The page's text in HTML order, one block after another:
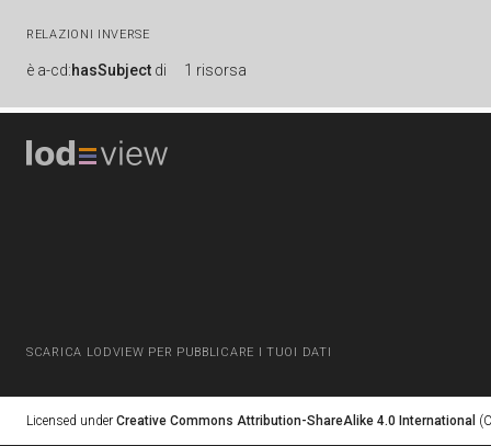
RELAZIONI INVERSE
è a-cd:hasSubject di 1 risorsa
SCARICA LODVIEW PER PUBBLICARE I TUOI DATI
Licensed under Creative Commons Attribution-ShareAlike 4.0 International